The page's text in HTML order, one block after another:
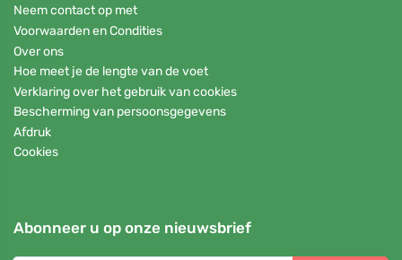
Neem contact op met
Voorwaarden en Condities
Over ons
Hoe meet je de lengte van de voet
Verklaring over het gebruik van cookies
Bescherming van persoonsgegevens
Afdruk
Cookies
Abonneer u op onze nieuwsbrief